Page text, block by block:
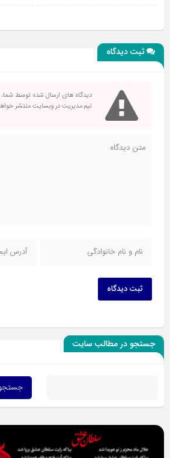
ثبت دیدگاه
دیدگاه های ارسال شده توسط
تیم مدیریت در وبسایت منتشر
ثبت دیدگاه
جستجو در مطالب سایت